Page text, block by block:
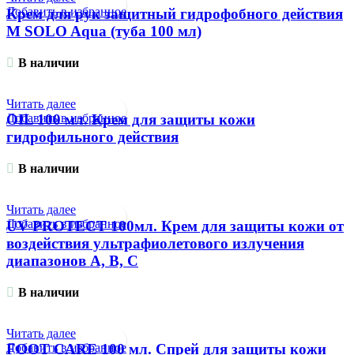
Добавить в избранное
Крем для рук защитный гидрофобного действия
М SOLO Aqua (туба 100 мл)
В наличии
Читать далее
Добавить в избранное
OIL 100 мл. Крем для защиты кожи
гидрофильного действия
В наличии
Читать далее
Добавить в избранное
UV PROTECT 100мл. Крем для защиты кожи от
воздействия ультрафиолетового излучения
диапазонов A, В, С
В наличии
Читать далее
Добавить в избранное
FOOT CARE 100 мл. Спрей для защиты кожи